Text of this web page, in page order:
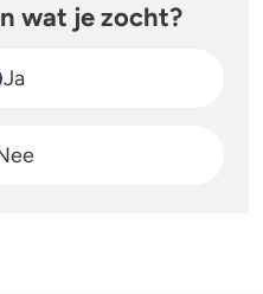
wat je zocht?
Ja